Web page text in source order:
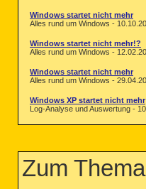
Windows startet nicht mehr
Alles rund um Windows -
Windows startet nicht mehr!?
Alles rund um Windows -
Windows startet nicht mehr
Alles rund um Windows -
Windows XP startet nicht mehr
Log-Analyse und Auswertung -
Zum Thema